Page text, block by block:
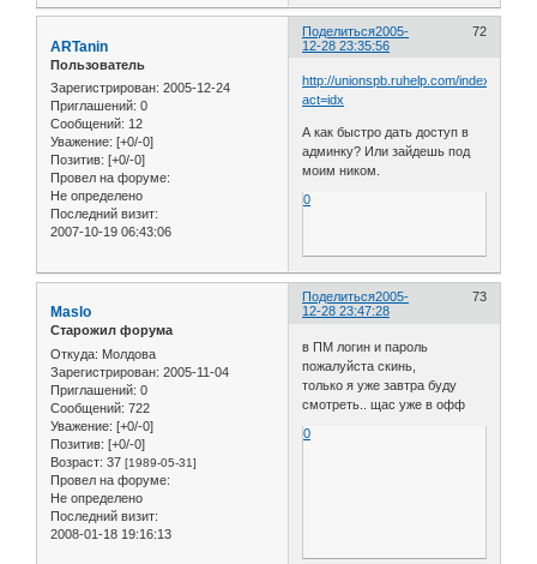
Поделиться 72
2005-
12-28 23:35:56
ARTanin
Пользователь
Зарегистрирован: 2005-12-24
Приглашений: 0
Сообщений: 12
Уважение: [+0/-0]
Позитив: [+0/-0]
Провел на форуме:
Не определено
Последний визит:
2007-10-19 06:43:06
http://unionspb.ruhelp.com/index.php?
act=idx
А как быстро дать доступ в
админку? Или зайдешь под
моим ником.
0
Поделиться 73
2005-
12-28 23:47:28
Maslo
Старожил форума
Откуда: Молдова
Зарегистрирован: 2005-11-04
Приглашений: 0
Сообщений: 722
Уважение: [+0/-0]
Позитив: [+0/-0]
Возраст: 37 [1989-05-31]
Провел на форуме:
Не определено
Последний визит:
2008-01-18 19:16:13
в ПМ логин и пароль
пожалуйста скинь,
только я уже завтра буду
смотреть.. щас уже в офф
0